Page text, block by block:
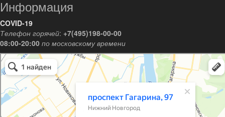
Информация
COVID-19
Телефон горячей: +7(495)198-00-00
08:00-20:00 по московскому времени